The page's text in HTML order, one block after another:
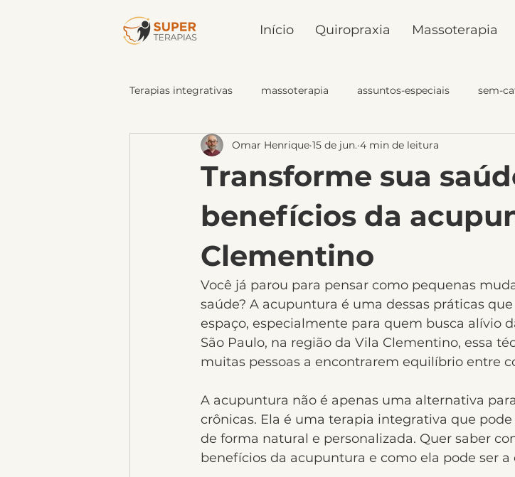
Início Quiropraxia Massoterapia
Terapias integrativas massoterapia assuntos-especiais sem-
quiropraxia-na-vila-mariana Quiropraxia
Transforme sua
benefícios da
Clementino
Omar Henrique 15 de jun. 4 min de leitura
Você já parou para pensar como pequenas
saúde? A acupuntura é uma dessas práticas
espaço, especialmente para quem busca alívio
São Paulo, na região da Vila Clementino, essa
muitas pessoas a encontrarem equilíbrio entre
A acupuntura não é apenas uma alternativa
crônicas. Ela é uma terapia integrativa que
de forma natural e personalizada. Quer saber
benefícios da acupuntura e como ela pode ser a